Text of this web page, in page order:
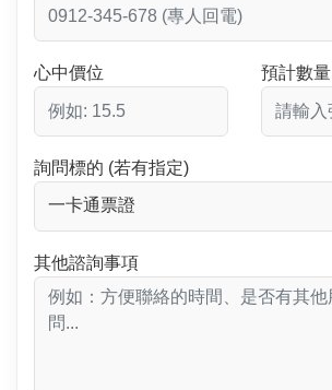
心中價位
預計數量
詢問標的 (若有指定)
其他諮詢事項